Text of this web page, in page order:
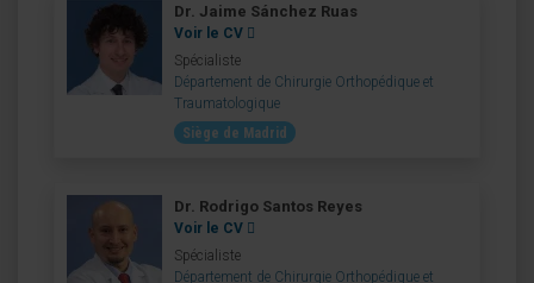
Dr. Jaime Sánchez Ruas
Voir le CV
Spécialiste
Département de Chirurgie Orthopédique et
Traumatologique
Siège de Madrid
Dr. Rodrigo Santos Reyes
Voir le CV
Spécialiste
Département de Chirurgie Orthopédique et